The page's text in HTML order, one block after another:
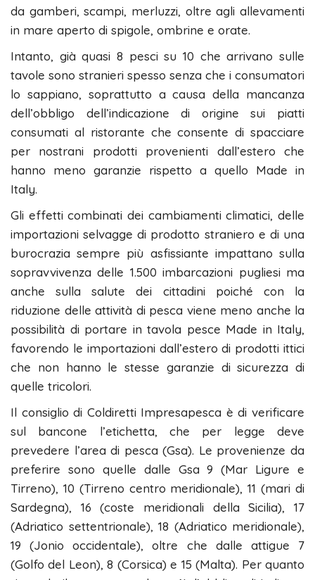
da gamberi, scampi, merluzzi, oltre agli allevamenti
in mare aperto di spigole, ombrine e orate.
Intanto, già quasi 8 pesci su 10 che arrivano sulle
tavole sono stranieri spesso senza che i consumatori
lo sappiano, soprattutto a causa della mancanza
dell’obbligo dell’indicazione di origine sui piatti
consumati al ristorante che consente di spacciare
per nostrani prodotti provenienti dall’estero che
hanno meno garanzie rispetto a quello Made in
Italy.
Gli effetti combinati dei cambiamenti climatici, delle
importazioni selvagge di prodotto straniero e di una
burocrazia sempre più asfissiante impattano sulla
sopravvivenza delle 1.500 imbarcazioni pugliesi ma
anche sulla salute dei cittadini poiché con la
riduzione delle attività di pesca viene meno anche la
possibilità di portare in tavola pesce Made in Italy,
favorendo le importazioni dall’estero di prodotti ittici
che non hanno le stesse garanzie di sicurezza di
quelle tricolori.
Il consiglio di Coldiretti Impresapesca è di verificare
sul bancone l’etichetta, che per legge deve
prevedere l’area di pesca (Gsa). Le provenienze da
preferire sono quelle dalle Gsa 9 (Mar Ligure e
Tirreno), 10 (Tirreno centro meridionale), 11 (mari di
Sardegna), 16 (coste meridionali della Sicilia), 17
(Adriatico settentrionale), 18 (Adriatico meridionale),
19 (Jonio occidentale), oltre che dalle attigue 7
(Golfo del Leon), 8 (Corsica) e 15 (Malta). Per quanto